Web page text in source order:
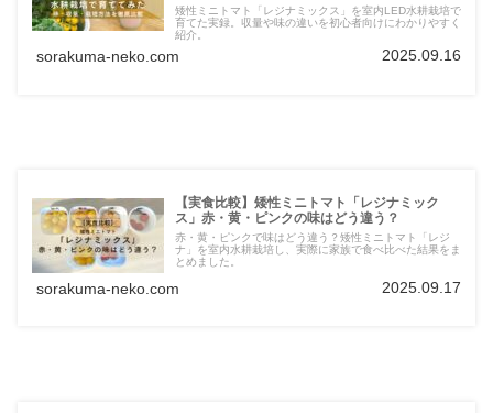
矮性ミニトマト「レジナミックス」を室内LED水耕栽培で
育てた実録。収量や味の違いを初心者向けにわかりやすく
紹介。
sorakuma-neko.com 2025.09.16
【実食比較】矮性ミニトマト「レジナミック
ス」赤・黄・ピンクの味はどう違う？
赤・黄・ピンクで味はどう違う？矮性ミニトマト「レジ
ナ」を室内水耕栽培し、実際に家族で食べ比べた結果をま
とめました。
sorakuma-neko.com 2025.09.17